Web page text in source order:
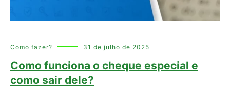
Como fazer? 31 de julho de 2025
Como funciona o cheque especial e
como sair dele?